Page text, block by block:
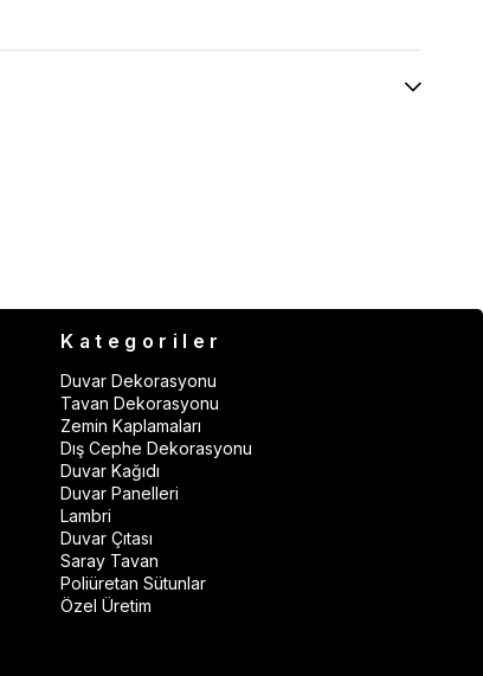
Kategoriler
Duvar Dekorasyonu
Tavan Dekorasyonu
Zemin Kaplamaları
Dış Cephe Dekorasyonu
Duvar Kağıdı
Duvar Panelleri
Lambri
Duvar Çıtası
Saray Tavan
Poliüretan Sütunlar
Özel Üretim